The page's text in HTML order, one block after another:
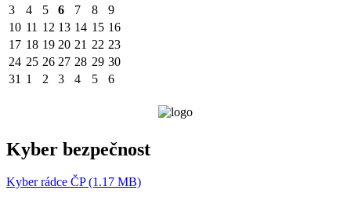
3
4 5 6 7 8
9
10 11 12 13 14 15 16
17 18 19 20 21 22 23
24 25 26 27 28 29 30
31 1 2 3 4 5 6
Kyber bezpečnost
Kyber rádce ČP (1.17 MB)